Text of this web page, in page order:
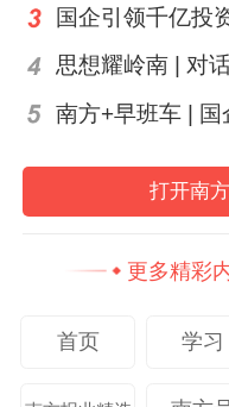
广，未来在参与
源、开展合作时
疑有助于提高人
性。相信以上设
领，让优质主体脱
打开南
更多精彩
首页 学习